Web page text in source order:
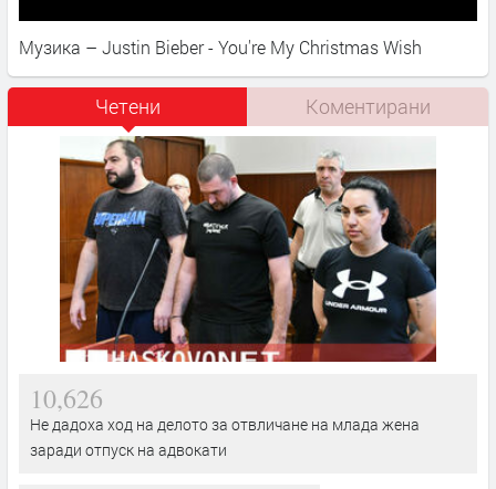
Музика – Justin Bieber - You're My Christmas Wish
Четени Коментирани
10,626
Не дадоха ход на делото за отвличане на млада жена
заради отпуск на адвокати